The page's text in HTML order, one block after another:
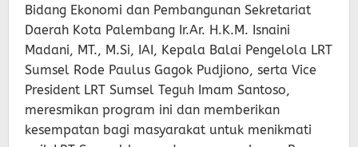
Bidang Ekonomi dan Pembangunan Sekretariat
Daerah Kota Palembang Ir.Ar. H.K.M. Isnaini
Madani, MT., M.Si, IAI, Kepala Balai Pengelola LRT
Sumsel Rode Paulus Gagok Pudjiono, serta Vice
President LRT Sumsel Teguh Imam Santoso,
meresmikan program ini dan memberikan
kesempatan bagi masyarakat untuk menikmati